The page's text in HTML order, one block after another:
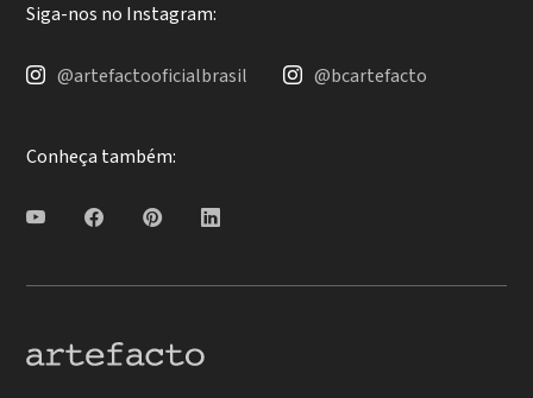
Siga-nos no Instagram:
@artefactooficialbrasil @bcartefacto
Conheça também: